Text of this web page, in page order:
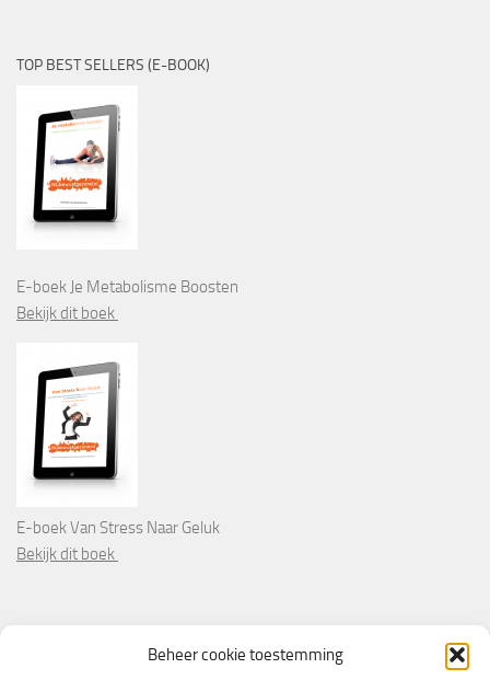
Beheer cookie toestemming
TOP BEST SELLERS (E-BOOK)
E-boek Je Metabolisme Boosten
Bekijk dit boek
E-boek Van Stress Naar Geluk
Bekijk dit boek